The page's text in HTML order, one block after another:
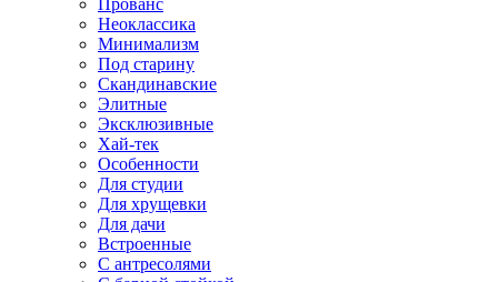
Прованс
Неоклассика
Минимализм
Под старину
Скандинавские
Элитные
Эксклюзивные
Хай-тек
Особенности
Для студии
Для хрущевки
Для дачи
Встроенные
С антресолями